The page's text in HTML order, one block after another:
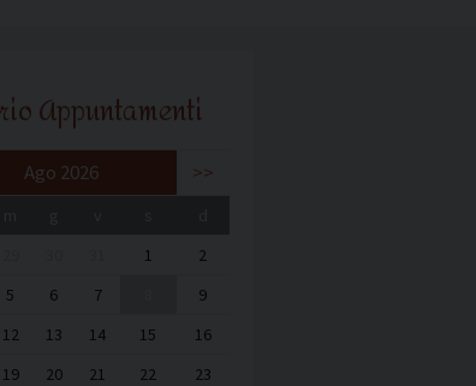
Appuntamenti
Ago 2026 >>
1
2
5 6 7
9
12 13 14 15
16
19 20 21 22 23